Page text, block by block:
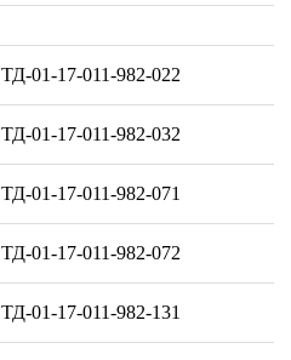
ТД-01-17-011-982-022
ТД-01-17-011-982-032
ТД-01-17-011-982-071
ТД-01-17-011-982-072
ТД-01-17-011-982-131